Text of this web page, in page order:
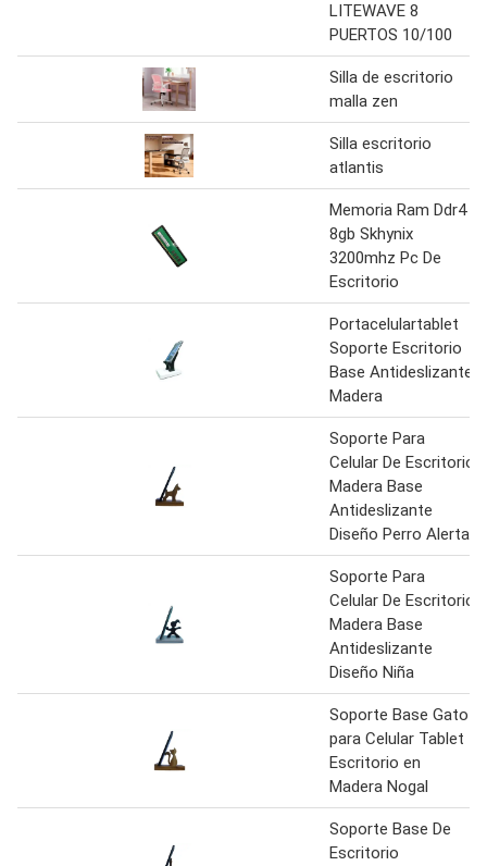
LITEWAVE 8
PUERTOS 10/100
Silla de escritorio
malla zen
Silla escritorio
atlantis
Memoria Ram Ddr4
8gb Skhynix
3200mhz Pc De
Escritorio
Portacelulartablet
Soporte Escritorio
Base Antideslizante
Madera
Soporte Para
Celular De Escritorio
Madera Base
Antideslizante
Diseño Perro Alerta
Soporte Para
Celular De Escritorio
Madera Base
Antideslizante
Diseño Niña
Soporte Base Gato
para Celular Tablet
Escritorio en
Madera Nogal
Soporte Base De
Escritorio